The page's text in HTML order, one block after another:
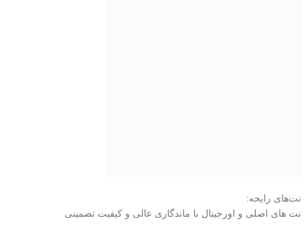
نت‌های رایحه:
نت های اصلی و اورجینال با ماندگاری عالی و کیفیت تضمینی